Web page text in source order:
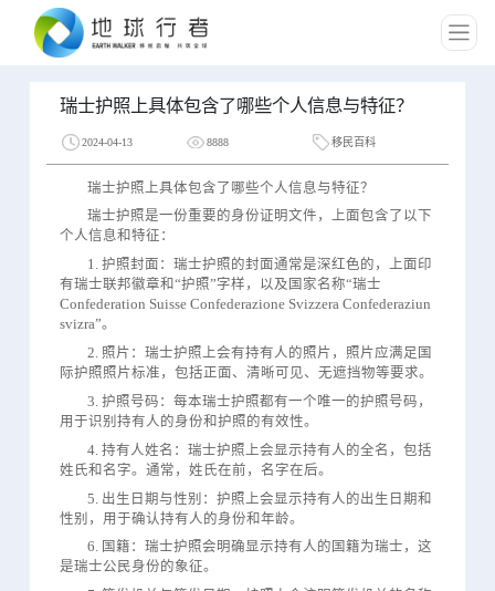
瑞士护照上具体包含了哪些个人信息与特征？
2024-04-13 8888 移民百科
瑞士护照上具体包含了哪些个人信息与特征？
瑞士护照是一份重要的身份证明文件，上面包含了以下
个人信息和特征：
1. 护照封面：瑞士护照的封面通常是深红色的，上面印
有瑞士联邦徽章和“护照”字样，以及国家名称“瑞士
Confederation Suisse Confederazione Svizzera Confederaziun
svizra”。
2. 照片：瑞士护照上会有持有人的照片，照片应满足国
际护照照片标准，包括正面、清晰可见、无遮挡物等要求。
3. 护照号码：每本瑞士护照都有一个唯一的护照号码，
用于识别持有人的身份和护照的有效性。
4. 持有人姓名：瑞士护照上会显示持有人的全名，包括
姓氏和名字。通常，姓氏在前，名字在后。
5. 出生日期与性别：护照上会显示持有人的出生日期和
性别，用于确认持有人的身份和年龄。
6. 国籍：瑞士护照会明确显示持有人的国籍为瑞士，这
是瑞士公民身份的象征。